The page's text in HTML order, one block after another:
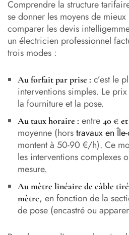
Comprendre la structure
se donner les moyens de
comparer les devis
un électricien professionnel
trois modes :
Au forfait par prise : c’est le
interventions simples. Le
la fourniture et la pose.
Au taux horaire : entre 40 € et
moyenne (horstravaux en
montent à 50-90 €/h). Ce
les interventions complexes
mesure.
Au mètre linéaire de câble
mètre, en fonction de la
de pose (encastré ou